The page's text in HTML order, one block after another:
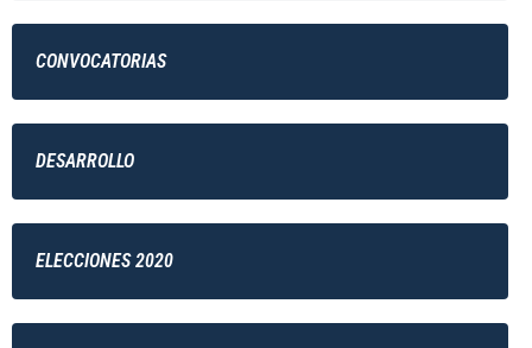
CONVOCATORIAS
DESARROLLO
ELECCIONES 2020